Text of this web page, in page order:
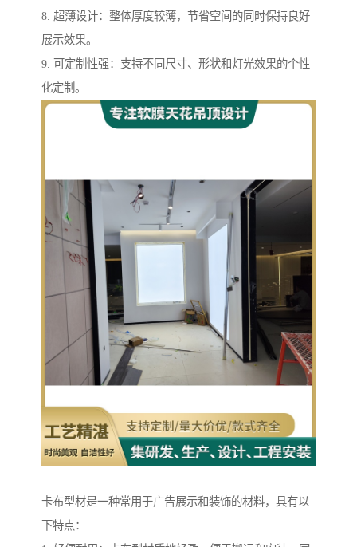
8. 超薄设计：整体厚度较薄，节省空间的同时保持良好
展示效果。
9. 可定制性强：支持不同尺寸、形状和灯光效果的个性
化定制。
卡布型材是一种常用于广告展示和装饰的材料，具有以
下特点：